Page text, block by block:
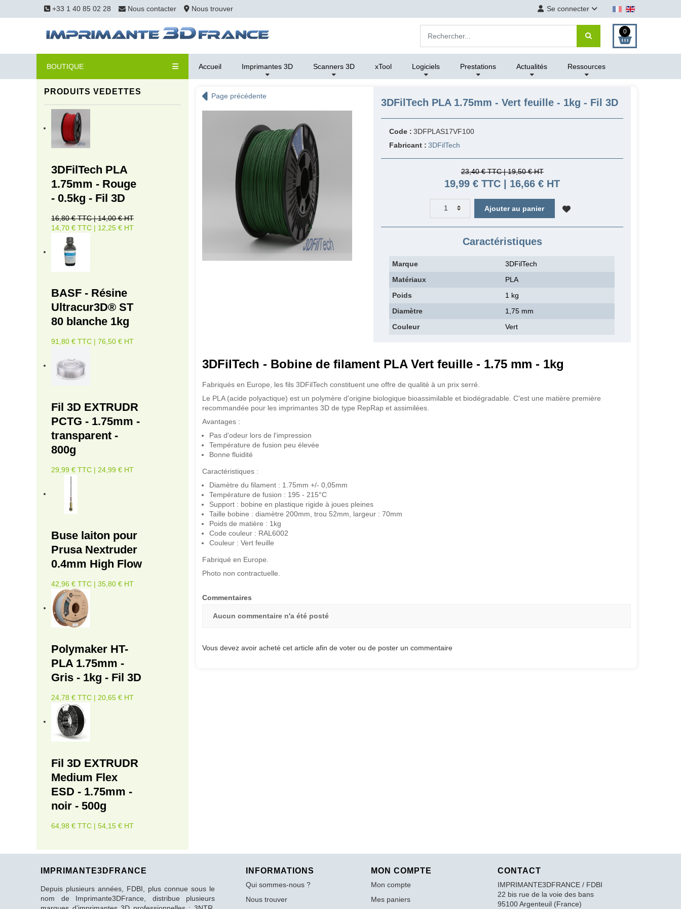
+33 1 40 85 02 28 Nous contacter Nous trouver Se connecter
0
BOUTIQUE Accueil Imprimantes 3D Scanners 3D xTool Logiciels Prestations Actualités Ressources
PRODUITS VEDETTES
3DFilTech PLA
1.75mm - Rouge
- 0.5kg - Fil 3D
16,80 € TTC | 14,00 € HT
14,70 € TTC | 12,25 € HT
BASF - Résine
Ultracur3D® ST
80 blanche 1kg
91,80 € TTC | 76,50 € HT
Fil 3D EXTRUDR
PCTG - 1.75mm -
transparent -
800g
29,99 € TTC | 24,99 € HT
Buse laiton pour
Prusa Nextruder
0.4mm High Flow
42,96 € TTC | 35,80 € HT
Polymaker HT-
PLA 1.75mm -
Gris - 1kg - Fil 3D
24,78 € TTC | 20,65 € HT
Fil 3D EXTRUDR
Medium Flex
ESD - 1.75mm -
noir - 500g
64,98 € TTC | 54,15 € HT
Page précédente
3DFilTech PLA 1.75mm - Vert feuille - 1kg - Fil 3D
Code :3DFPLAS17VF100
Fabricant :3DFilTech
23,40 € TTC | 19,50 € HT
19,99 € TTC | 16,66 € HT
Ajouter au panier
Caractéristiques
Marque
3DFilTech
Matériaux
PLA
Poids
1 kg
Diamètre
1,75 mm
Couleur
Vert
3DFilTech - Bobine de filament PLA Vert feuille - 1.75 mm - 1kg
Fabriqués en Europe, les fils 3DFilTech constituent une offre de qualité à un prix serré.
Le PLA (acide polyactique) est un polymère d'origine biologique bioassimilable et biodégradable. C'est une matière première
recommandée pour les imprimantes 3D de type RepRap et assimilées.
Avantages :
Pas d'odeur lors de l'impression
Température de fusion peu élevée
Bonne fluidité
Caractéristiques :
Diamètre du filament : 1.75mm +/- 0,05mm
Température de fusion : 195 - 215°C
Support : bobine en plastique rigide à joues pleines
Taille bobine : diamètre 200mm, trou 52mm, largeur : 70mm
Poids de matière : 1kg
Code couleur : RAL6002
Couleur : Vert feuille
Fabriqué en Europe.
Photo non contractuelle.
Commentaires
Aucun commentaire n'a été posté
Vous devez avoir acheté cet article afin de voter ou de poster un commentaire
IMPRIMANTE3DFRANCE
Depuis plusieurs années, FDBI, plus connue sous le
nom de Imprimante3DFrance, distribue plusieurs
INFORMATIONS
Qui sommes-nous ?
Nous trouver
MON COMPTE
Mon compte
Mes paniers
CONTACT
IMPRIMANTE3DFRANCE / FDBI
22 bis rue de la voie des bans
95100 Argenteuil (France)